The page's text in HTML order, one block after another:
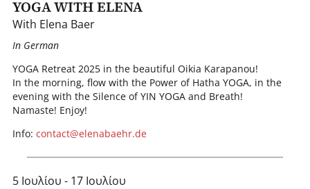
YOGA WITH ELENA
With Elena Baer
In German
YOGA Retreat 2025 in the beautiful Oikia Karapanou!
In the morning, flow with the Power of Hatha YOGA, in the
evening with the Silence of YIN YOGA and Breath!
Namaste! Enjoy!
Info: contact@elenabaehr.de
5 Ιουλίου - 17 Ιουλίου